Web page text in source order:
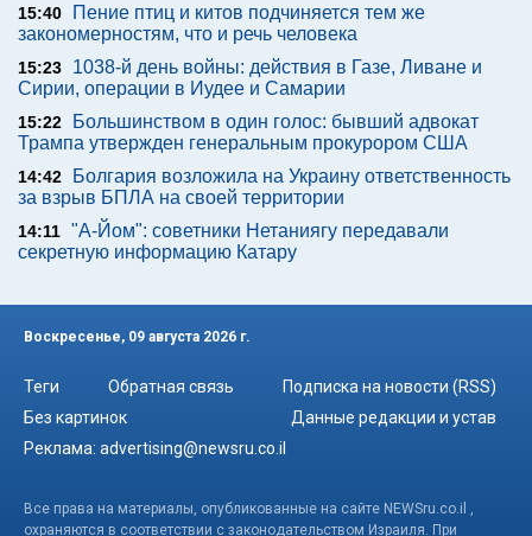
15:40
Пение птиц и китов подчиняется тем же
закономерностям, что и речь человека
15:23
1038-й день войны: действия в Газе, Ливане и
Сирии, операции в Иудее и Самарии
15:22
Большинством в один голос: бывший адвокат
Трампа утвержден генеральным прокурором США
14:42
Болгария возложила на Украину ответственность
за взрыв БПЛА на своей территории
14:11 "А-Йом": советники Нетаниягу передавали
секретную информацию Катару
Воскресенье, 09 августа 2026 г.
Теги Обратная связь
Подписка на новости (RSS)
Без картинок
Данные редакции и устав
Реклама: advertising@newsru.co.il
Все права на материалы, опубликованные на сайте NEWSru.co.il ,
охраняются в соответствии с законодательством Израиля. При